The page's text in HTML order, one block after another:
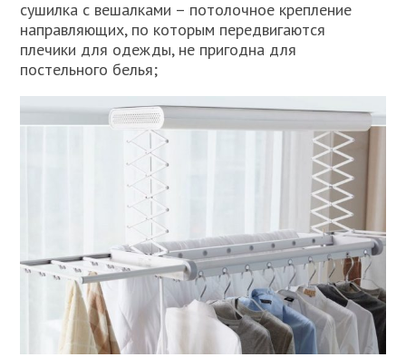
сушилка с вешалками – потолочное крепление
направляющих, по которым передвигаются
плечики для одежды, не пригодна для
постельного белья;